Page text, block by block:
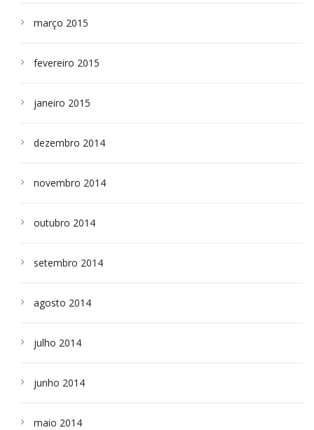
março 2015
fevereiro 2015
janeiro 2015
dezembro 2014
novembro 2014
outubro 2014
setembro 2014
agosto 2014
julho 2014
junho 2014
maio 2014